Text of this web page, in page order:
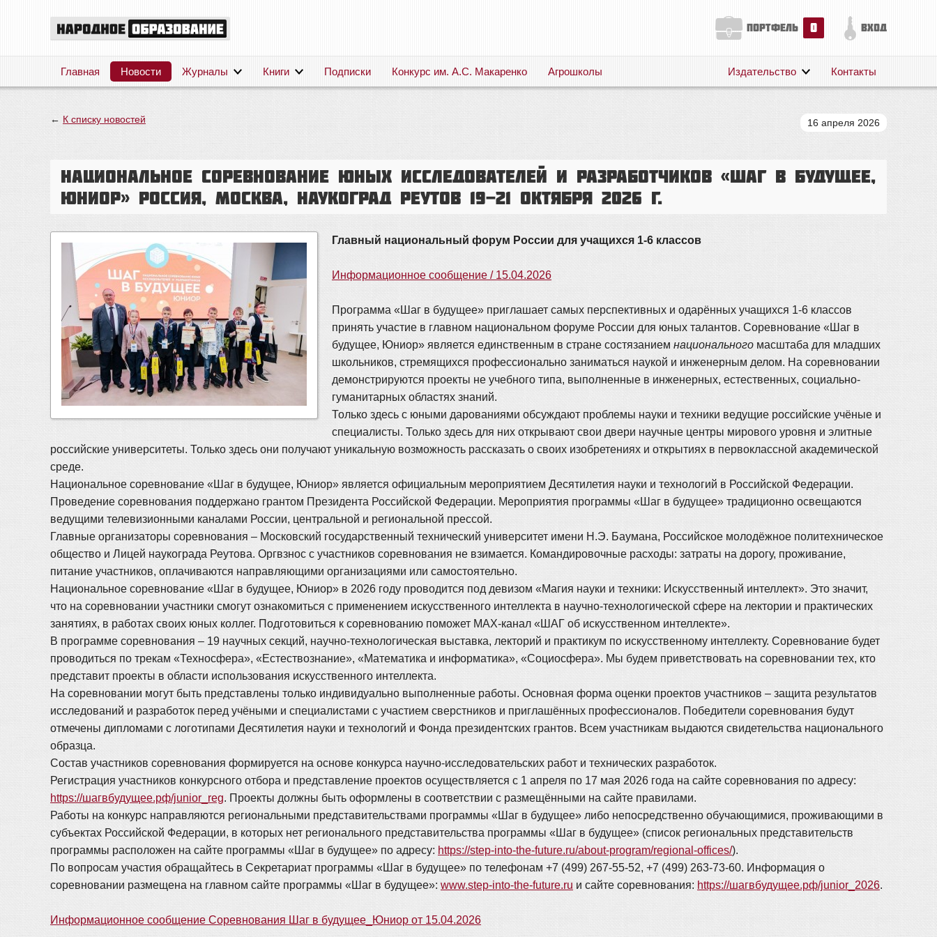
портфель 0 вход
Главная Новости Журналы Книги Подписки Конкурс им. А.С. Макаренко Агрошколы
Публикации
Издательство Контакты
← К списку новостей 16 апреля 2026
Национальное соревнование юных исследователей и разработчиков «Шаг в будущее,
Юниор» Россия, Москва, наукоград Реутов 19-21 октября 2026 г.
Главный национальный форум России для учащихся 1-6 классов
Информационное сообщение / 15.04.2026
Программа «Шаг в будущее» приглашает самых перспективных и одарённых учащихся 1-6 классов
принять участие в главном национальном форуме России для юных талантов. Соревнование «Шаг в
будущее, Юниор» является единственным в стране состязанием национального масштаба для младших
школьников, стремящихся профессионально заниматься наукой и инженерным делом. На соревновании
демонстрируются проекты не учебного типа, выполненные в инженерных, естественных, социально-
гуманитарных областях знаний.
Только здесь с юными дарованиями обсуждают проблемы науки и техники ведущие российские учёные и
специалисты. Только здесь для них открывают свои двери научные центры мирового уровня и элитные
российские университеты. Только здесь они получают уникальную возможность рассказать о своих изобретениях и открытиях в первоклассной академической
среде.
Национальное соревнование «Шаг в будущее, Юниор» является официальным мероприятием Десятилетия науки и технологий в Российской Федерации.
Проведение соревнования поддержано грантом Президента Российской Федерации. Мероприятия программы «Шаг в будущее» традиционно освещаются
ведущими телевизионными каналами России, центральной и региональной прессой.
Главные организаторы соревнования – Московский государственный технический университет имени Н.Э. Баумана, Российское молодёжное политехническое
общество и Лицей наукограда Реутова. Оргвзнос с участников соревнования не взимается. Командировочные расходы: затраты на дорогу, проживание,
питание участников, оплачиваются направляющими организациями или самостоятельно.
Национальное соревнование «Шаг в будущее, Юниор» в 2026 году проводится под девизом «Магия науки и техники: Искусственный интеллект». Это значит,
что на соревновании участники смогут ознакомиться с применением искусственного интеллекта в научно-технологической сфере на лектории и практических
занятиях, в работах своих юных коллег. Подготовиться к соревнованию поможет MAX-канал «ШАГ об искусственном интеллекте».
В программе соревнования – 19 научных секций, научно-технологическая выставка, лекторий и практикум по искусственному интеллекту. Соревнование будет
проводиться по трекам «Техносфера», «Естествознание», «Математика и информатика», «Социосфера». Мы будем приветствовать на соревновании тех, кто
представит проекты в области использования искусственного интеллекта.
На соревновании могут быть представлены только индивидуально выполненные работы. Основная форма оценки проектов участников – защита результатов
исследований и разработок перед учёными и специалистами с участием сверстников и приглашённых профессионалов. Победители соревнования будут
отмечены дипломами с логотипами Десятилетия науки и технологий и Фонда президентских грантов. Всем участникам выдаются свидетельства национального
образца.
Состав участников соревнования формируется на основе конкурса научно-исследовательских работ и технических разработок.
Регистрация участников конкурсного отбора и представление проектов осуществляется с 1 апреля по 17 мая 2026 года на сайте соревнования по адресу:
https://шагвбудущее.рф/junior_reg. Проекты должны быть оформлены в соответствии с размещёнными на сайте правилами.
Работы на конкурс направляются региональными представительствами программы «Шаг в будущее» либо непосредственно обучающимися, проживающими в
субъектах Российской Федерации, в которых нет регионального представительства программы «Шаг в будущее» (список региональных представительств
программы расположен на сайте программы «Шаг в будущее» по адресу: https://step-into-the-future.ru/about-program/regional-offices/).
По вопросам участия обращайтесь в Секретариат программы «Шаг в будущее» по телефонам +7 (499) 267-55-52, +7 (499) 263-73-60. Информация о
соревновании размещена на главном сайте программы «Шаг в будущее»: www.step-into-the-future.ru и сайте соревнования: https://шагвбудущее.рф/junior_2026.
Информационное сообщение Соревнования Шаг в будущее_Юниор от 15.04.2026